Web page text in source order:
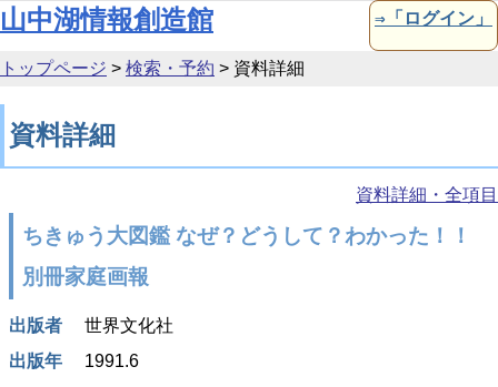
本文へ移動
山中湖情報創造館 ⇒「ログイン」
トップページ > 検索・予約 > 資料詳細
資料詳細
資料詳細・全項目
ちきゅう大図鑑 なぜ？どうして？わかった！！
別冊家庭画報
出版者
世界文化社
出版年
1991.6